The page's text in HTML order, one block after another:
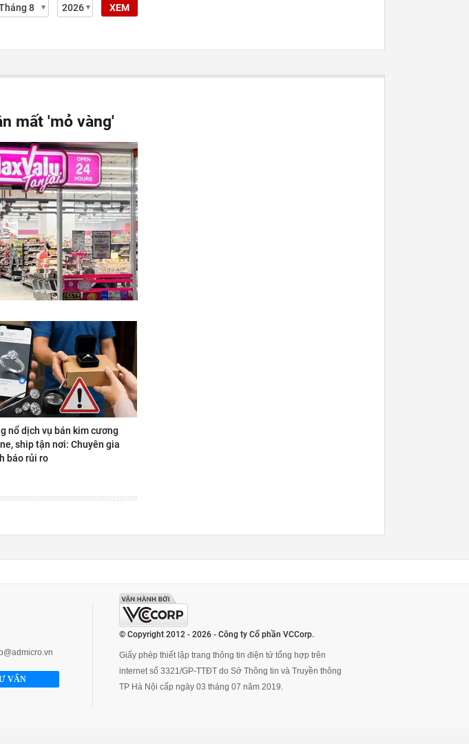
XEM
mất 'mỏ vàng'
nổ dịch vụ bán kim cương
ship tận nơi: Chuyên gia
báo rủi ro
VẤN
© Copyright 2012 - 2026 - Công ty Cổ phần VCCorp.
Giấy phép thiết lập trang thông tin điện tử tổng hợp trên
internet số 3321/GP-TTĐT do Sở Thông tin và Truyền thông
TP Hà Nội cấp ngày 03 tháng 07 năm 2019.